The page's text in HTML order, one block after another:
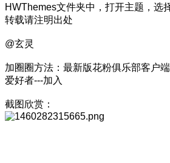
HWThemes文件夹中，打开主题，选
转载请注明出处
@玄灵
加圈圈方法：最新版花粉俱乐部客户
爱好者---加入
截图欣赏：